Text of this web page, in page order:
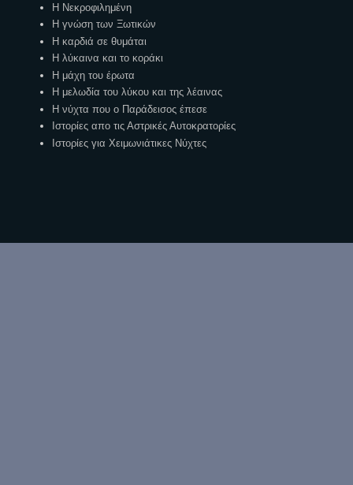
Η Νεκροφιλημένη
Η γνώση των Ξωτικών
Η καρδιά σε θυμάται
Η λύκαινα και το κοράκι
Η μάχη του έρωτα
Η μελωδία του λύκου και της λέαινας
Η νύχτα που ο Παράδεισος έπεσε
Ιστορίες απο τις Αστρικές Αυτοκρατορίες
Ιστορίες για Χειμωνιάτικες Νύχτες